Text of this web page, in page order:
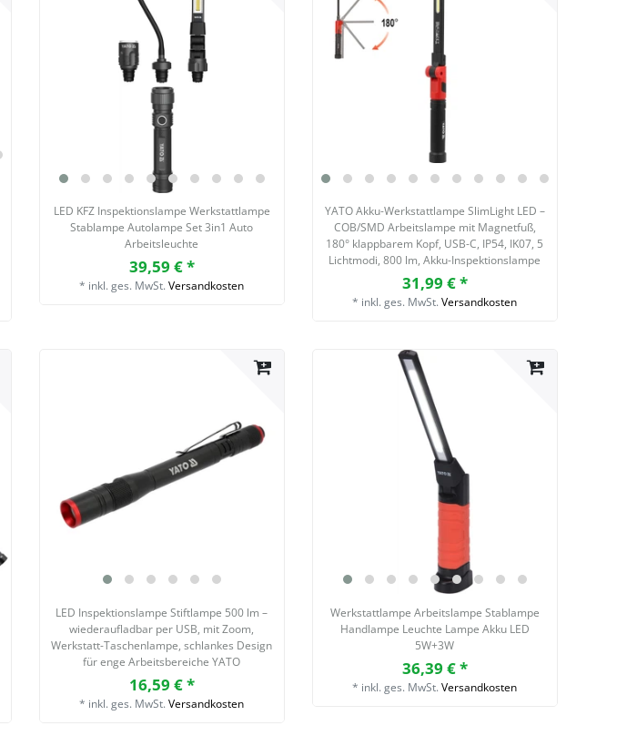
LED KFZ Inspektionslampe Werkstattlampe
Stablampe Autolampe Set 3in1 Auto
Arbeitsleuchte
39,59 € *
* inkl. ges. MwSt. Versandkosten
YATO Akku-Werkstattlampe SlimLight LED –
COB/SMD Arbeitslampe mit Magnetfuß,
180° klappbarem Kopf, USB-C, IP54, IK07, 5
Lichtmodi, 800 lm, Akku-Inspektionslampe
31,99 € *
* inkl. ges. MwSt. Versandkosten
LED Inspektionslampe Stiftlampe 500 lm –
wiederaufladbar per USB, mit Zoom,
Werkstatt-Taschenlampe, schlankes Design
für enge Arbeitsbereiche YATO
16,59 € *
* inkl. ges. MwSt. Versandkosten
Werkstattlampe Arbeitslampe Stablampe
Handlampe Leuchte Lampe Akku LED
5W+3W
36,39 € *
* inkl. ges. MwSt. Versandkosten